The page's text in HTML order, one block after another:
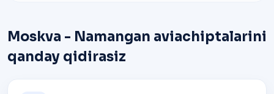
Moskva - Namangan aviachiptalarini
qanday qidirasiz